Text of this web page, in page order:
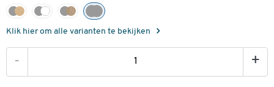
Klik hier om alle varianten te bekijken
- +